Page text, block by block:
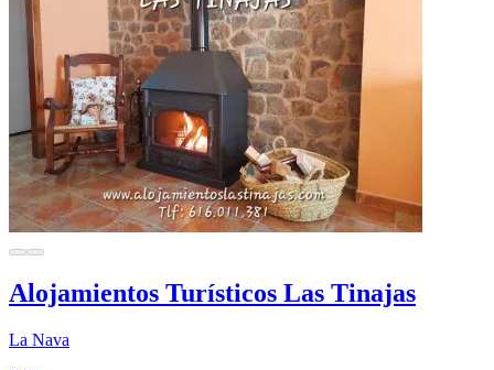
Alojamientos Turísticos Las Tinajas
La Nava